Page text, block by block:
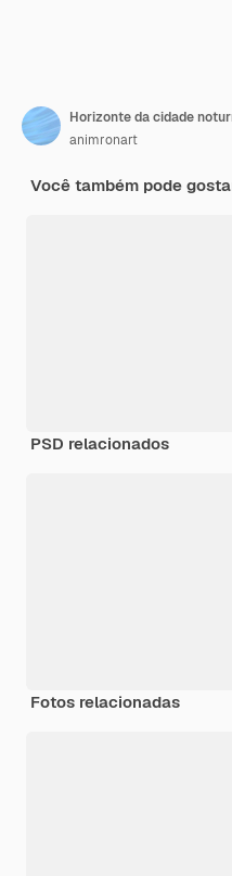
animronart
Você também pode
PSD relacionados
Fotos relacionadas